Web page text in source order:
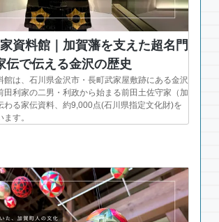
資料館｜加賀藩を支えた超名門
伝で伝える金沢の歴史
館は、石川県金沢市・長町武家屋敷跡にある金沢
田利家の二男・利政から始まる前田土佐守家（加
わる家伝資料、約9,000点(石川県指定文化財)を
す。